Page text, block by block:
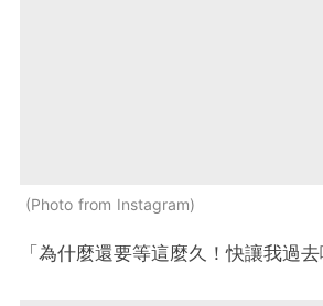
Photo from Instagram
「為什麼還要等這麼久！快讓我過去